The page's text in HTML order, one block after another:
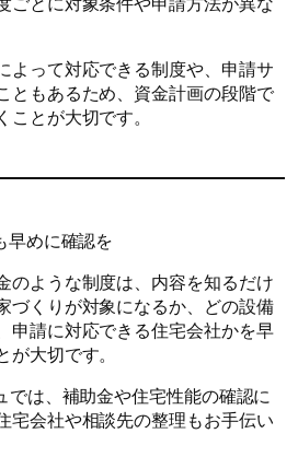
よって対応できる制度や、申請サ
ともあるため、資金計画の段階で
とが大切です。
早めに確認を
のような制度は、内容を知るだけ
づくりが対象になるか、どの設備
申請に対応できる住宅会社かを早
大切です。
では、補助金や住宅性能の確認に
宅会社や相談先の整理もお手伝い